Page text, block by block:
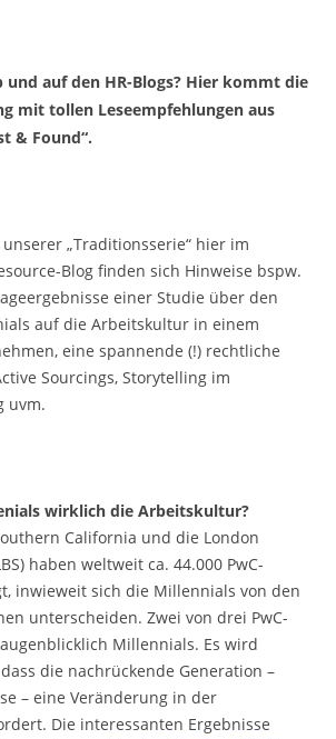
und auf den HR-Blogs? Hier kommt die
mit tollen Leseempfehlungen aus
& Found“.
„Traditionsserie“ hier im
Blog finden sich Hinweise bspw.
einer Studie über den
auf die Arbeitskultur in einem
eine spannende (!) rechtliche
Sourcings, Storytelling im
uvm.
wirklich die Arbeitskultur?
California und die London
haben weltweit ca. 44.000 PwC-
inwieweit sich die Millennials von den
unterscheiden. Zwei von drei PwC-
Millennials. Es wird
die nachrückende Generation –
– eine Veränderung in der
Die interessanten Ergebnisse